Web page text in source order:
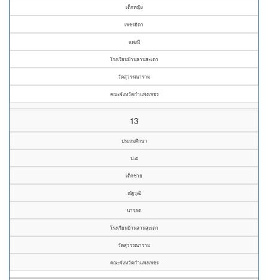
เด็กหญิง
เพชรธิดา
แพงมี
โรงเรียนบ้านลานสะเดา
วัดสุวรรณาราม
คณะจังหวัดกำแพงเพชร
13
ประถมศึกษา
ป.๕
เด็กชาย
ณัฐวุฒิ
นารอด
โรงเรียนบ้านลานสะเดา
วัดสุวรรณาราม
คณะจังหวัดกำแพงเพชร